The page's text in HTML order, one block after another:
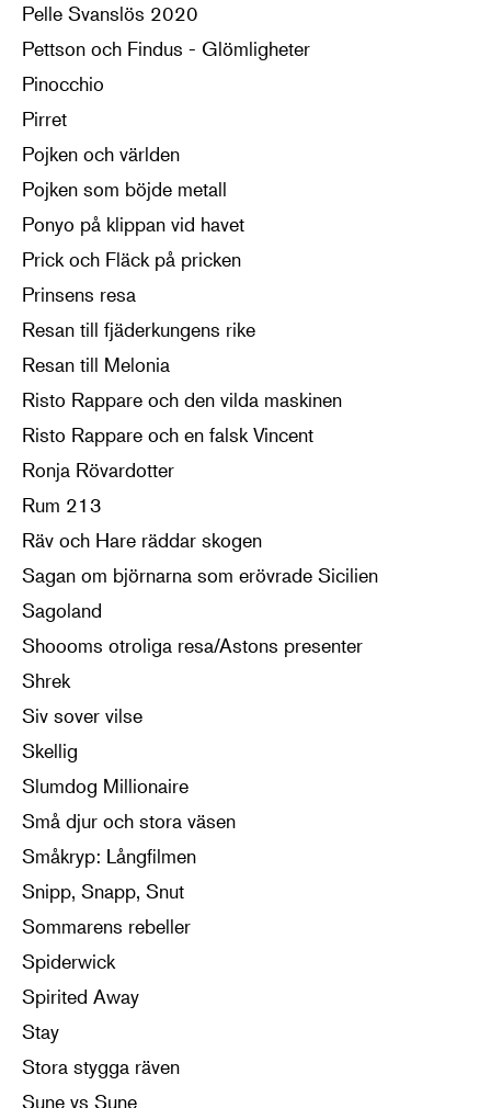
Pelle Svanslös 2020
Pettson och Findus - Glömligheter
Pinocchio
Pirret
Pojken och världen
Pojken som böjde metall
Ponyo på klippan vid havet
Prick och Fläck på pricken
Prinsens resa
Resan till fjäderkungens rike
Resan till Melonia
Risto Rappare och den vilda maskinen
Risto Rappare och en falsk Vincent
Ronja Rövardotter
Rum 213
Räv och Hare räddar skogen
Sagan om björnarna som erövrade Sicilien
Sagoland
Shoooms otroliga resa/Astons presenter
Shrek
Siv sover vilse
Skellig
Slumdog Millionaire
Små djur och stora väsen
Småkryp: Långfilmen
Snipp, Snapp, Snut
Sommarens rebeller
Spiderwick
Spirited Away
Stay
Stora stygga räven
Sune vs Sune